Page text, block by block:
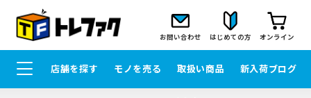
お問い合わせ はじめての方 オンライン
店舗を探す モノを売る 取扱い商品 新入荷ブログ